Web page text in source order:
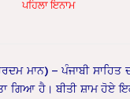
ਪਹਿਲਾ ਇਨਾਮ
ਮਾਨ) – ਪੰਜਾਬੀ
ਗਿਆ ਹੈ। ਬੀਤੀ ਸ਼ਾਮ ਹੋਏ